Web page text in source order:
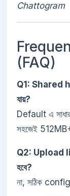
Chattogram
(FAQ)
Q1: Shared
যায়?
Default এ
সহজেই 512MB+
Q2: Upload
হবে?
না, সঠিক